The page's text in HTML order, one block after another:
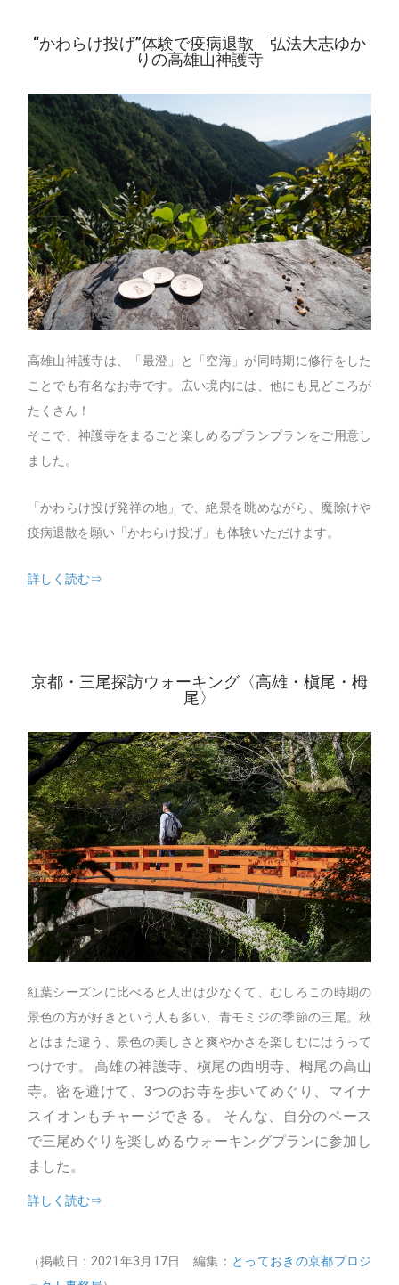
“かわらけ投げ”体験で疫病退散 弘法大志ゆか
りの高雄山神護寺
高雄山神護寺は、「最澄」と「空海」が同時期に修行をした
ことでも有名なお寺です。広い境内には、他にも見どころが
たくさん！
そこで、神護寺をまるごと楽しめるプランプランをご用意し
ました。
「かわらけ投げ発祥の地」で、絶景を眺めながら、魔除けや
疫病退散を願い「かわらけ投げ」も体験いただけます。
詳しく読む⇒
京都・三尾探訪ウォーキング〈高雄・槇尾・栂
尾〉
紅葉シーズンに比べると人出は少なくて、むしろこの時期の
景色の方が好きという人も多い、青モミジの季節の三尾。秋
とはまた違う、景色の美しさと爽やかさを楽しむにはうって
つけです。高雄の神護寺、槇尾の西明寺、栂尾の高山
寺。密を避けて、3つのお寺を歩いてめぐり、マイナ
スイオンもチャージできる。
そんな、自分のペース
で三尾めぐりを楽しめるウォーキングプランに参加し
ました。
詳しく読む⇒
（掲載日：2021年3月17日 編集： とっておきの京都プロジ